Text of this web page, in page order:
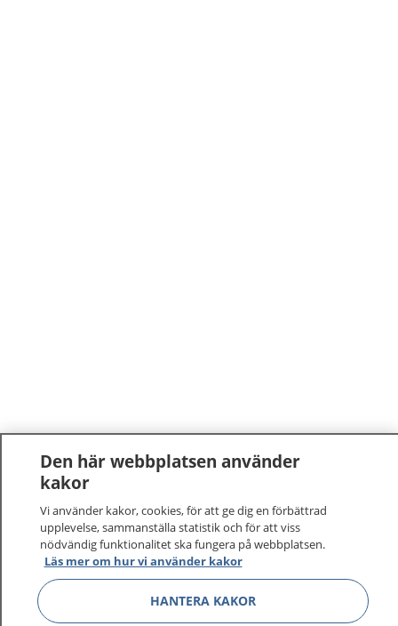
1177 tryggt om din hälsa och vård
Den här webbplatsen använder
kakor
Vi använder kakor, cookies, för att ge dig en förbättrad
upplevelse, sammanställa statistik och för att viss
nödvändig funktionalitet ska fungera på webbplatsen.
Läs mer om hur vi använder kakor
HANTERA KAKOR